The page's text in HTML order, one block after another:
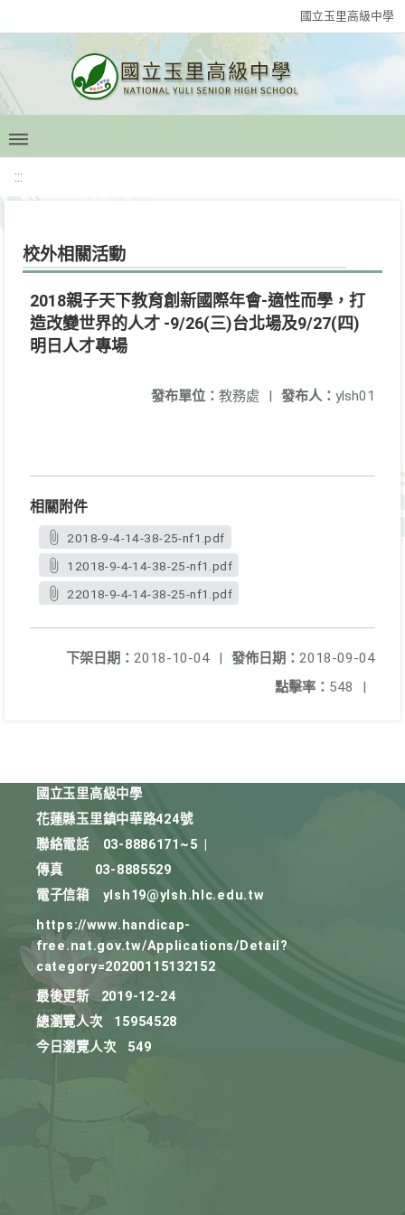
國立玉里高級中學
:::
校外相關活動
2018親子天下教育創新國際年會-適性而學，打
造改變世界的人才 -9/26(三)台北場及9/27(四)
明日人才專場
發布人： ylsh01
發布單位： 教務處 |
相關附件
2018-9-4-14-38-25-nf1.pdf
12018-9-4-14-38-25-nf1.pdf
22018-9-4-14-38-25-nf1.pdf
發佈日期： 2018-09-04
下架日期： 2018-10-04
|
點擊率： 548 |
國立玉里高級中學
花蓮縣玉里鎮中華路424號
聯絡電話
03-8886171~5
傳真
03-8885529
電子信箱
ylsh19@ylsh.hlc.edu.tw
https://www.handicap-
free.nat.gov.tw/Applications/Detail?
category=20200115132152
最後更新
2019-12-24
總瀏覽人次
15954528
今日瀏覽人次
549